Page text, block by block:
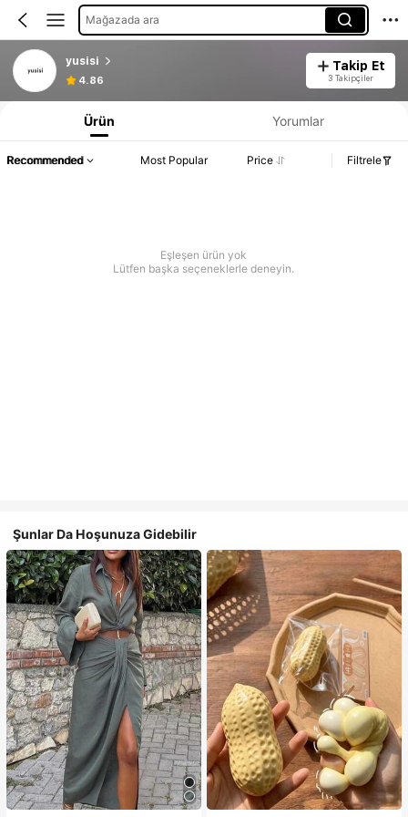
Mağazada ara
yusisi
4.86
Takip Et
3 Takipçiler
Ürün Yorumlar
Recommended Most Popular Price Filtrele
Eşleşen ürün yok
Lütfen başka seçeneklerle deneyin.
Şunlar Da Hoşunuza Gidebilir